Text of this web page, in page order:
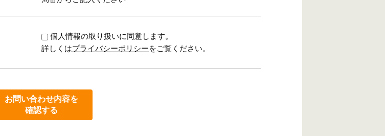
個人情報の取り扱いに同意します。
詳しくはプライバシーポリシーをご覧ください。
お問い合わせ内容を
確認する